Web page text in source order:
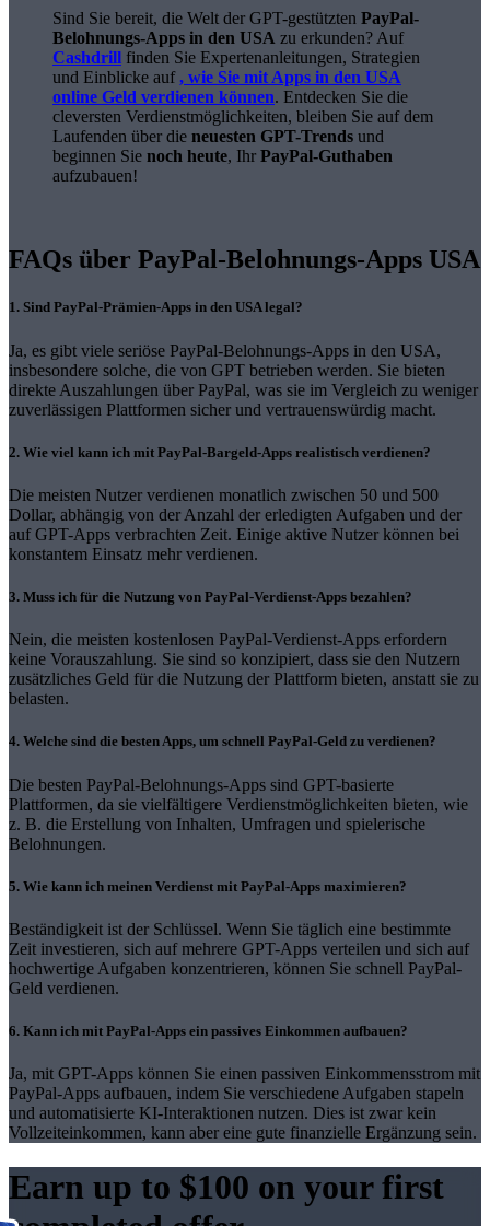
Sind Sie bereit, die Welt der GPT-gestützten PayPal-
Belohnungs-Apps in den USA zu erkunden? Auf
Cashdrill finden Sie Expertenanleitungen, Strategien
und Einblicke auf , wie Sie mit Apps in den USA
online Geld verdienen können. Entdecken Sie die
cleversten Verdienstmöglichkeiten, bleiben Sie auf dem
Laufenden über die neuesten GPT-Trends und
beginnen Sie noch heute, Ihr PayPal-Guthaben
aufzubauen!
FAQs über PayPal-Belohnungs-Apps USA
1. Sind PayPal-Prämien-Apps in den USA legal?
Ja, es gibt viele seriöse PayPal-Belohnungs-Apps in den USA,
insbesondere solche, die von GPT betrieben werden. Sie bieten
direkte Auszahlungen über PayPal, was sie im Vergleich zu weniger
zuverlässigen Plattformen sicher und vertrauenswürdig macht.
2. Wie viel kann ich mit PayPal-Bargeld-Apps realistisch verdienen?
Die meisten Nutzer verdienen monatlich zwischen 50 und 500
Dollar, abhängig von der Anzahl der erledigten Aufgaben und der
auf GPT-Apps verbrachten Zeit. Einige aktive Nutzer können bei
konstantem Einsatz mehr verdienen.
3. Muss ich für die Nutzung von PayPal-Verdienst-Apps bezahlen?
Nein, die meisten kostenlosen PayPal-Verdienst-Apps erfordern
keine Vorauszahlung. Sie sind so konzipiert, dass sie den Nutzern
zusätzliches Geld für die Nutzung der Plattform bieten, anstatt sie zu
belasten.
4. Welche sind die besten Apps, um schnell PayPal-Geld zu verdienen?
Die besten PayPal-Belohnungs-Apps sind GPT-basierte
Plattformen, da sie vielfältigere Verdienstmöglichkeiten bieten, wie
z. B. die Erstellung von Inhalten, Umfragen und spielerische
Belohnungen.
5. Wie kann ich meinen Verdienst mit PayPal-Apps maximieren?
Beständigkeit ist der Schlüssel. Wenn Sie täglich eine bestimmte
Zeit investieren, sich auf mehrere GPT-Apps verteilen und sich auf
hochwertige Aufgaben konzentrieren, können Sie schnell PayPal-
Geld verdienen.
6. Kann ich mit PayPal-Apps ein passives Einkommen aufbauen?
Ja, mit GPT-Apps können Sie einen passiven Einkommensstrom mit
PayPal-Apps aufbauen, indem Sie verschiedene Aufgaben stapeln
und automatisierte KI-Interaktionen nutzen. Dies ist zwar kein
Vollzeiteinkommen, kann aber eine gute finanzielle Ergänzung sein.
Earn up to $100 on your first